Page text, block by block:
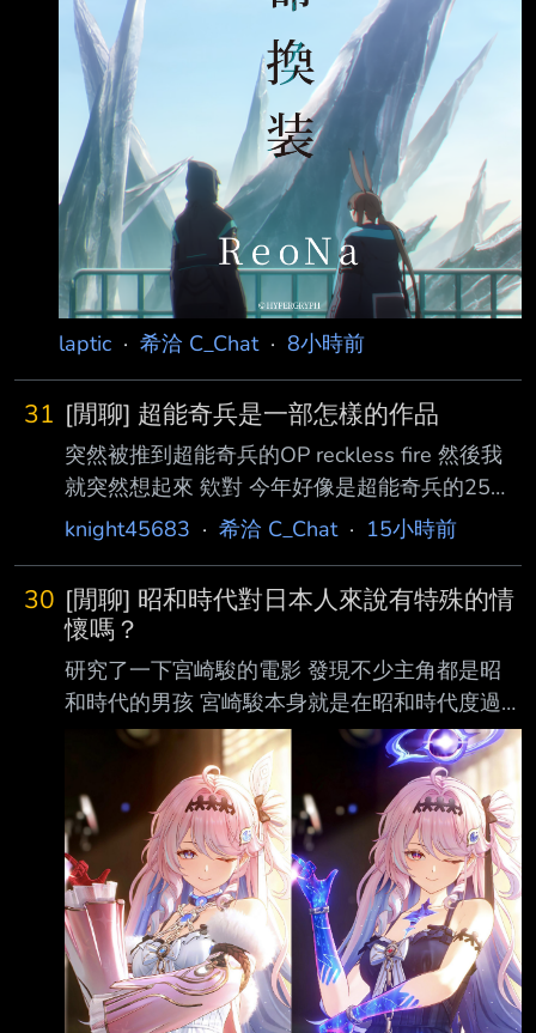
v=ym3PVAyWLH8 Fuwawa & Mococo 佩洛生
日會 https
laptic · 希洽 C_Chat· 8小時前
31 [閒聊] 超能奇兵是一部怎樣的作品
突然被推到超能奇兵的OP reckless fire 然後我
就突然想起來 欸對 今年好像是超能奇兵的25周
年 坦白講我對劇情已經忘的差不多了 但最後兩
開始的能力一步步疊加上去 然後來個命中注定
應當如此的一架 總之時隔許久 真的就剩OP跟結
尾有印象了 各位怎麼看呢 --
knight45683 · 希洽 C_Chat· 15小時前
30 [閒聊] 昭和時代對日本人來說有特殊的情
懷嗎？
研究了一下宮崎駿的電影 發現不少主角都是昭
和時代的男孩 宮崎駿本身就是在昭和時代度過
大半人生啦 好奇昭和時代對與現在的日本人還
有特殊情懷嗎？ 二戰到經濟輝煌期到泡沫都經
歷過 都幾 -- https://i.imgur.com/bPQxLsS.jpeg
--